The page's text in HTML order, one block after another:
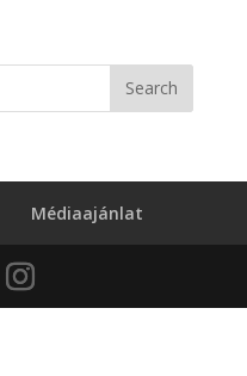
Médiaajánlat